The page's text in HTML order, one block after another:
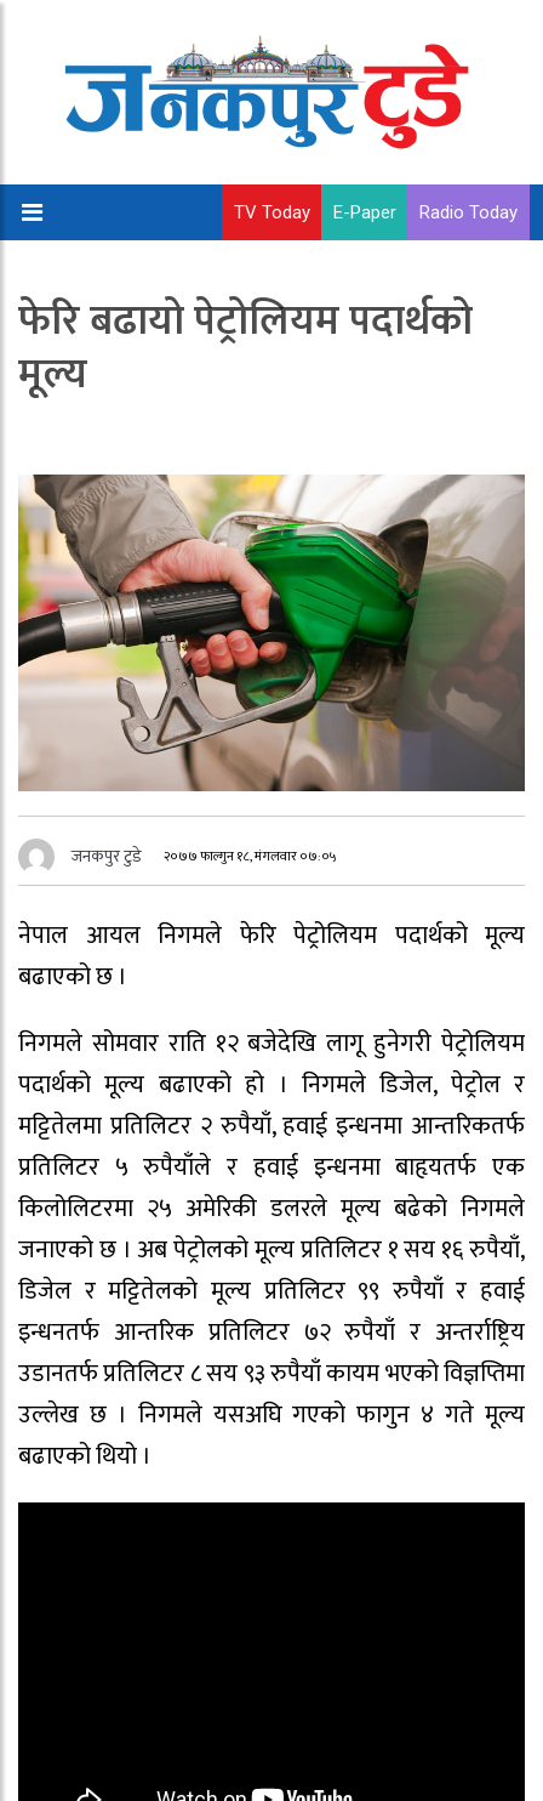
TV Today E-Paper Radio Today
फेरि बढायो पेट्रोलियम पदार्थको
मूल्य
जनकपुर टुडे २०७७ फाल्गुन १८, मंगलवार ०७:०५
नेपाल आयल निगमले फेरि पेट्रोलियम पदार्थको मूल्य
बढाएको छ ।
निगमले सोमवार राति १२ बजेदेखि लागू हुनेगरी पेट्रोलियम
पदार्थको मूल्य बढाएको हो । निगमले डिजेल, पेट्रोल र
मट्टितेलमा प्रतिलिटर २ रुपैयाँ, हवाई इन्धनमा आन्तरिकतर्फ
प्रतिलिटर ५ रुपैयाँले र हवाई इन्धनमा बाहृयतर्फ एक
किलोलिटरमा २५ अमेरिकी डलरले मूल्य बढेको निगमले
जनाएको छ । अब पेट्रोलको मूल्य प्रतिलिटर १ सय १६ रुपैयाँ,
डिजेल र मट्टितेलको मूल्य प्रतिलिटर ९९ रुपैयाँ र हवाई
इन्धनतर्फ आन्तरिक प्रतिलिटर ७२ रुपैयाँ र अन्तर्राष्ट्रिय
उडानतर्फ प्रतिलिटर ८ सय ९३ रुपैयाँ कायम भएको विज्ञप्तिमा
उल्लेख छ । निगमले यसअघि गएको फागुन ४ गते मूल्य
बढाएको थियो ।